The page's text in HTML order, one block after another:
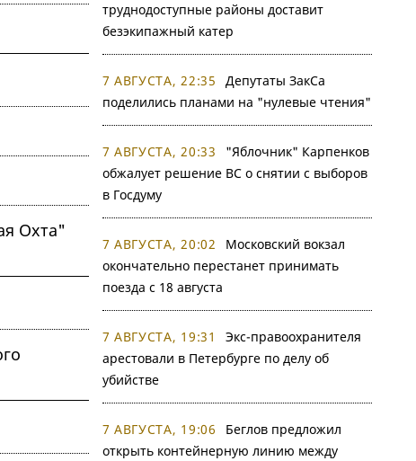
Охта"
труднодоступные районы доставит
безэкипажный катер
7 АВГУСТА, 22:35
Депутаты ЗакСа
поделились планами на "нулевые чтения"
7 АВГУСТА, 20:33
"Яблочник" Карпенков
обжалует решение ВС о снятии с выборов
в Госдуму
7 АВГУСТА, 20:02
Московский вокзал
окончательно перестанет принимать
поезда с 18 августа
7 АВГУСТА, 19:31
Экс-правоохранителя
арестовали в Петербурге по делу об
убийстве
7 АВГУСТА, 19:06
Беглов предложил
открыть контейнерную линию между